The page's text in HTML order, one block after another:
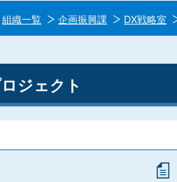
組織一覧 企画振興課 DX戦略室
ジェクト